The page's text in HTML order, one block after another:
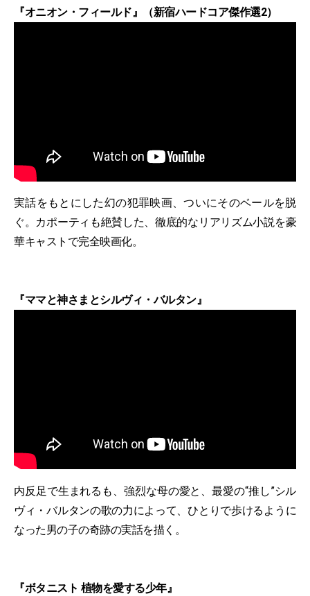
『オニオン・フィールド』（新宿ハードコア傑作選2）
実話をもとにした幻の犯罪映画、ついにそのベールを脱
ぐ。カポーティも絶賛した、徹底的なリアリズム小説を豪
華キャストで完全映画化。
『ママと神さまとシルヴィ・バルタン』
内反足で生まれるも、強烈な母の愛と、最愛の“推し”シル
ヴィ・バルタンの歌の力によって、ひとりで歩けるように
なった男の子の奇跡の実話を描く。
『ボタニスト 植物を愛する少年』